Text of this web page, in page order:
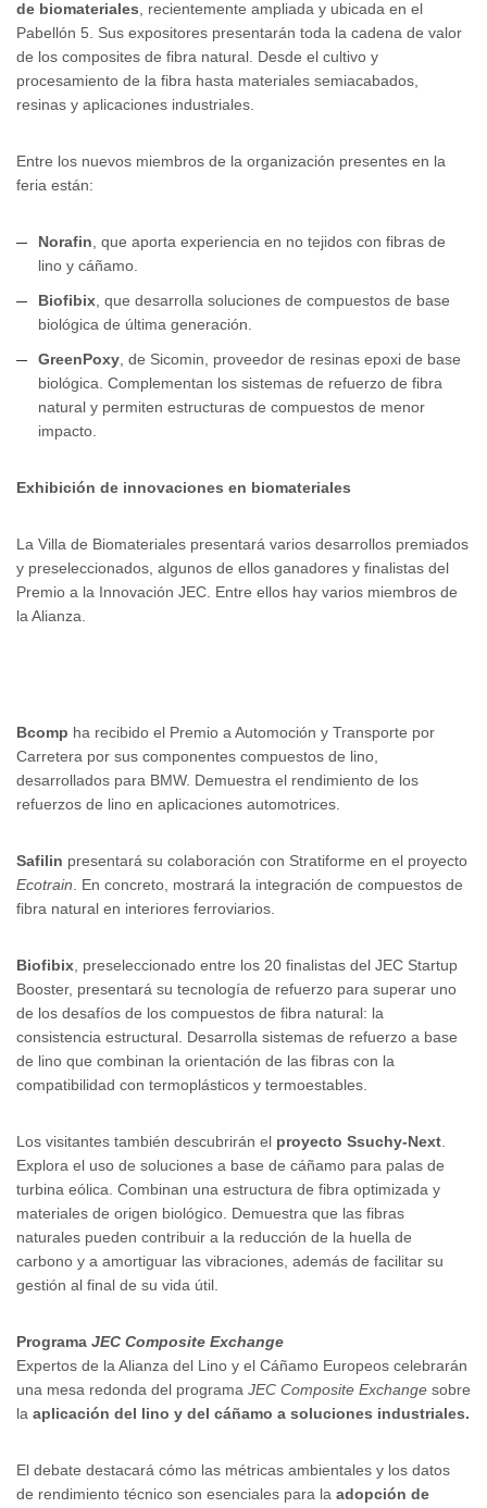
de biomateriales , recientemente ampliada y ubicada en el
Pabellón 5. Sus expositores presentarán toda la cadena de valor
de los composites de fibra natural. Desde el cultivo y
procesamiento de la fibra hasta materiales semiacabados,
resinas y aplicaciones industriales.
Entre los nuevos miembros de la organización presentes en la
feria están:
Norafin , que aporta experiencia en no tejidos con fibras de
lino y cáñamo.
Biofibix , que desarrolla soluciones de compuestos de base
biológica de última generación.
GreenPoxy , de Sicomin, proveedor de resinas epoxi de base
biológica. Complementan los sistemas de refuerzo de fibra
natural y permiten estructuras de compuestos de menor
impacto.
Exhibición de innovaciones en biomateriales
La Villa de Biomateriales presentará varios desarrollos premiados
y preseleccionados, algunos de ellos ganadores y finalistas del
Premio a la Innovación JEC. Entre ellos hay varios miembros de
la Alianza.
Bcomp ha recibido el Premio a Automoción y Transporte por
Carretera por sus componentes compuestos de lino,
desarrollados para BMW. Demuestra el rendimiento de los
refuerzos de lino en aplicaciones automotrices.
Safilin presentará su colaboración con Stratiforme en el proyecto
Ecotrain . En concreto, mostrará la integración de compuestos de
fibra natural en interiores ferroviarios.
Biofibix , preseleccionado entre los 20 finalistas del JEC Startup
Booster, presentará su tecnología de refuerzo para superar uno
de los desafíos de los compuestos de fibra natural: la
consistencia estructural. Desarrolla sistemas de refuerzo a base
de lino que combinan la orientación de las fibras con la
compatibilidad con termoplásticos y termoestables.
Los visitantes también descubrirán el proyecto Ssuchy-Next
Explora el uso de soluciones a base de cáñamo para palas de
turbina eólica. Combinan una estructura de fibra optimizada y
materiales de origen biológico. Demuestra que las fibras
naturales pueden contribuir a la reducción de la huella de
carbono y a amortiguar las vibraciones, además de facilitar su
gestión al final de su vida útil.
Programa JEC Composite Exchange
Expertos de la Alianza del Lino y el Cáñamo Europeos celebrarán
una mesa redonda del programa JEC Composite Exchange sobre
la aplicación del lino y del cáñamo a soluciones industriales.
El debate destacará cómo las métricas ambientales y los datos
de rendimiento técnico son esenciales para la adopción de